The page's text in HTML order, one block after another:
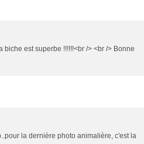
est superbe !!!!!!<br /> <br /> Bonne
la dernière photo animalière, c'est la